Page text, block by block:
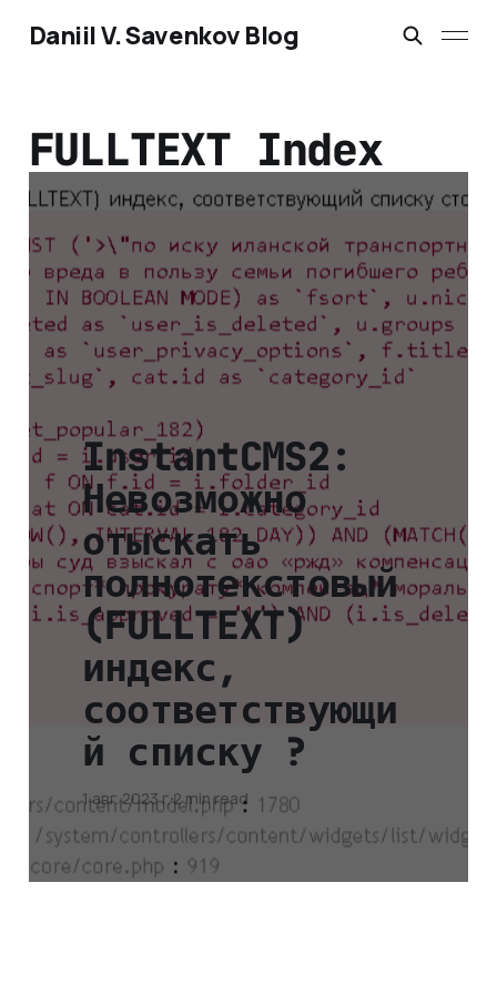
Daniil V. Savenkov Blog
FULLTEXT Index
InstantCMS2:
Невозможно
отыскать
полнотекстовый
(FULLTEXT)
индекс,
соответствующи
й списку ?
1 авг. 2023 г.2 min read